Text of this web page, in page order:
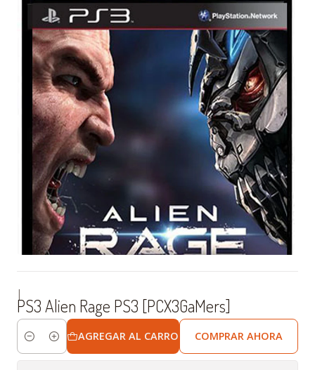
|
PS3 Alien Rage PS3 [PCX3GaMers]
Cantidad
AGREGAR AL CARRO COMPRAR AHORA